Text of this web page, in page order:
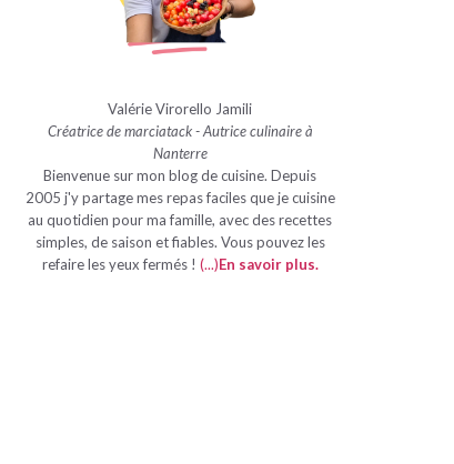
Valérie Virorello Jamili
Créatrice de marciatack - Autrice culinaire à
Nanterre
Bienvenue sur mon blog de cuisine. Depuis
2005 j'y partage mes repas faciles que je cuisine
au quotidien pour ma famille, avec des recettes
simples, de saison et fiables. Vous pouvez les
refaire les yeux fermés ! (...)En savoir plus.